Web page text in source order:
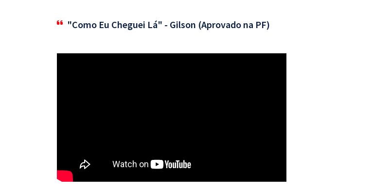
"Como Eu Cheguei Lá" - Gilson (Aprovado na PF)